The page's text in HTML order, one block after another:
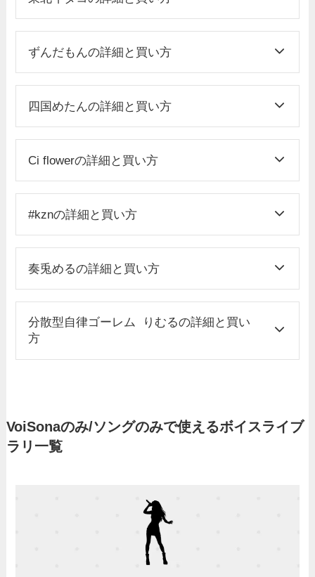
ずんだもんの詳細と買い方
四国めたんの詳細と買い方
Ci flowerの詳細と買い方
#kznの詳細と買い方
奏兎めるの詳細と買い方
分散型自律ゴーレム りむるの詳細と買い
方
VoiSonaのみ/ソングのみで使えるボイスライブ
ラリ一覧